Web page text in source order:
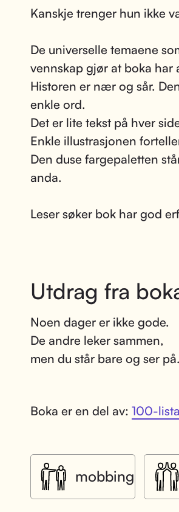
Kanskje trenger hun ikke
De universelle temaene
vennskap gjør at boka har
Historen er nær og sår.
enkle ord.
Det er lite tekst på hver
Enkle illustrasjonen
Den duse fargepaletten
anda.
Leser søker bok har god
Utdrag fra
Noen dager er ikke gode.
De andre leker sammen,
men du står bare og ser på.
Boka er en del av: 100-lista
mobbing